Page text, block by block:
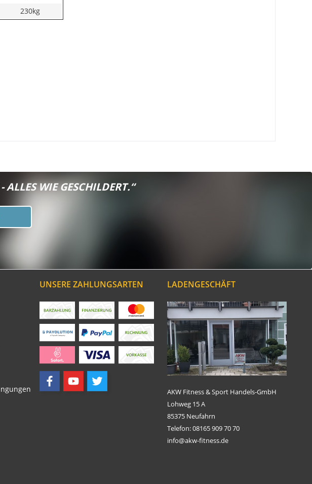
230kg
WIE GESCHILDERT.“
UNSERE ZAHLUNGSARTEN LADENGESCHÄFT
AKW Fitness & Sport Handels-GmbH
Lohweg 15 A
85375 Neufahrn
Telefon: 08165 909 70 70
info@akw-fitness.de